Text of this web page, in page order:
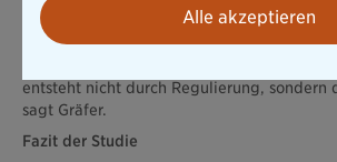
„PrimeHome ist nicht entstanden, um eine
verkaufen, sondern als lösungsorientiertes
entsteht nicht durch Regulierung, sondern
sagt Gräfer.
Fazit der Studie
Alle akzeptieren